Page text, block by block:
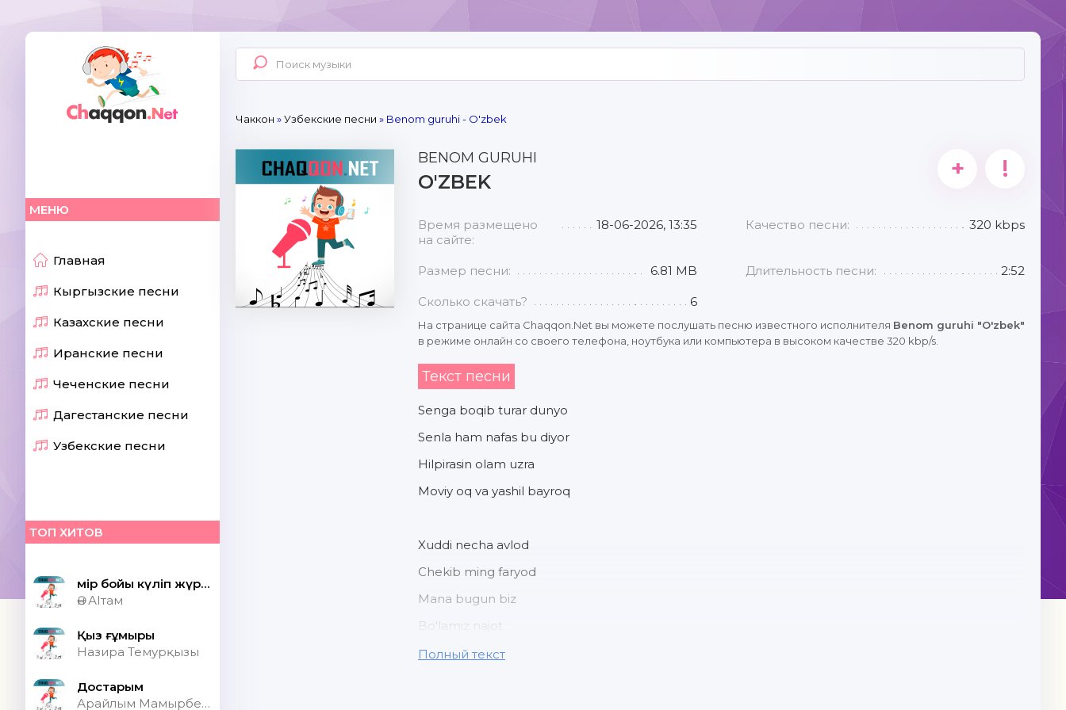
МЕНЮ
Главная
Кыргызские песни
Казахские песни
Иранские песни
Чеченские песни
Дагестанские песни
Узбекские песни
ТОП ХИТОВ
Өмір бойы күліп жүрсек шіркін ай
Ән АІтам
Қыз ғұмыры
Назира Темурқызы
Достарым
Арайлым Мамырбекқызы
Чаккон »Узбекские песни » Benom guruhi - O'zbek
BENOM GURUHI
O'ZBEK + !
Время размещено
на сайте:
18-06-2026, 13:35 Качество песни: 320 kbps
Размер песни: 6.81 MB Длительность песни: 2:52
Сколько скачать? 6
На странице сайта Chaqqon.Net вы можете послушать песню известного исполнителя Benom guruhi "O'zbek"
в режиме онлайн со своего телефона, ноутбука или компьютера в высоком качестве 320 kbp/s.
Текст песни
Senga boqib turar dunyo
Senla ham nafas bu diyor
Hilpirasin olam uzra
Moviy oq va yashil bayroq
Xuddi necha avlod
Chekib ming faryod
Mana bugun biz
Bo'lamiz najot
Полный текст